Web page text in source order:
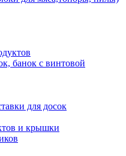
банок с винтовой
для досок
и крышки